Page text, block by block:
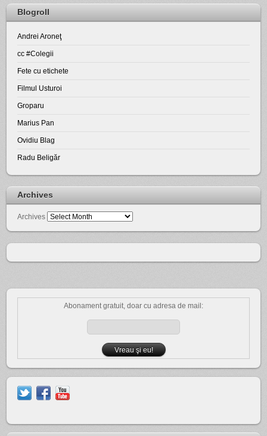
Blogroll
Andrei Aroneţ
cc #Colegii
Fete cu etichete
Filmul Usturoi
Groparu
Marius Pan
Ovidiu Blag
Radu Beligăr
Archives
Archives
Abonament gratuit, doar cu adresa de mail: